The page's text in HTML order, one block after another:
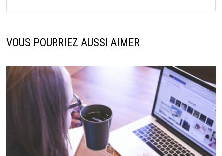
VOUS POURRIEZ AUSSI AIMER